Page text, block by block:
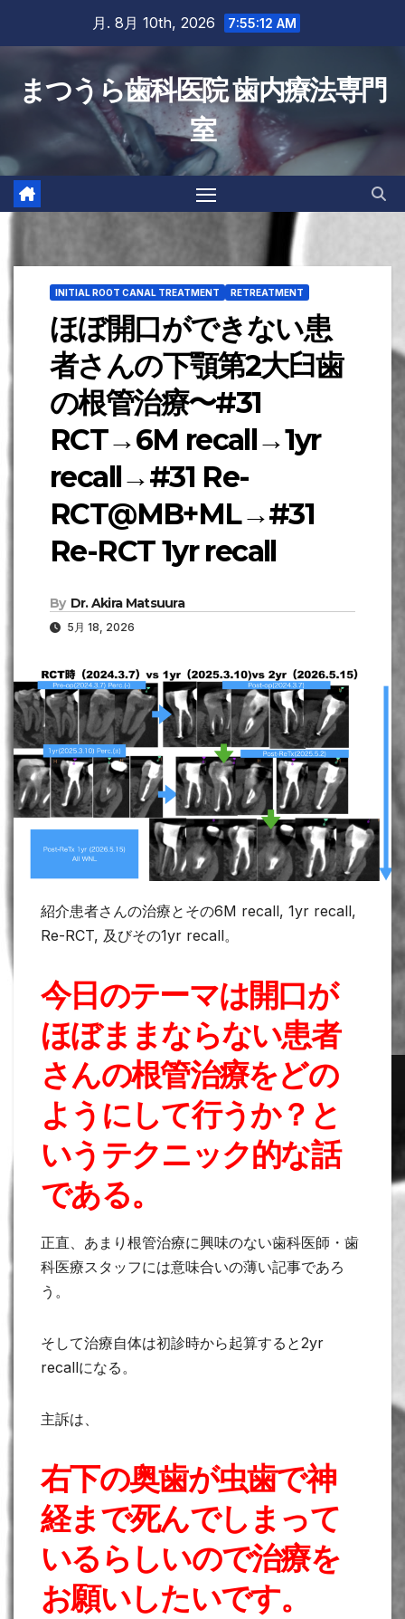
月. 8月 10th, 2026 7:55:13 AM
まつうら歯科医院 歯内療法専門
室
INITIAL ROOT CANAL TREATMENT RETREATMENT
ほぼ開口ができない患
者さんの下顎第2大臼歯
の根管治療〜#31
RCT→6M recall→1yr
recall→#31 Re-
RCT@MB+ML→#31
Re-RCT 1yr recall
By Dr. Akira Matsuura
5月 18, 2026
紹介患者さんの治療とその6M recall, 1yr recall,
Re-RCT, 及びその1yr recall。
今日のテーマは開口が
ほぼままならない患者
さんの根管治療をどの
ようにして行うか？と
いうテクニック的な話
である。
正直、あまり根管治療に興味のない歯科医師・歯
科医療スタッフには意味合いの薄い記事であろ
う。
そして治療自体は初診時から起算すると2yr
recallになる。
主訴は、
右下の奥歯が虫歯で神
経まで死んでしまって
いるらしいので治療を
お願いしたいです。